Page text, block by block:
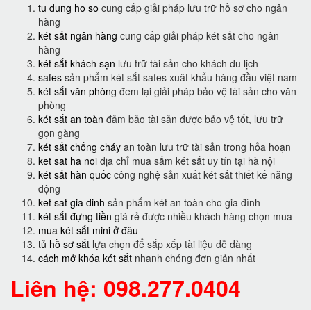
tu dung ho so cung cấp giải pháp lưu trữ hồ sơ cho ngân
hàng
két sắt ngân hàng cung cấp giải pháp két sắt cho ngân
hàng
két sắt khách sạn lưu trữ tài sản cho khách du lịch
safes sản phẩm két sắt safes xuât khẩu hàng đầu việt nam
két sắt văn phòng đem lại giải pháp bảo vệ tài sản cho văn
phòng
két sắt an toàn đảm bảo tài sản được bảo vệ tốt, lưu trữ
gọn gàng
két sắt chống cháy an toàn lưu trữ tài sản trong hỏa hoạn
ket sat ha noi địa chỉ mua sắm két sắt uy tín tại hà nội
két sắt hàn quốc công nghệ sản xuất két sắt thiết kế năng
động
ket sat gia dinh sản phẩm két an toàn cho gia đình
két sắt đựng tiền giá rẻ được nhiều khách hàng chọn mua
mua két sắt mini ở đâu
tủ hồ sơ sắt lựa chọn để sắp xếp tài liệu dễ dàng
cách mở khóa két sắt nhanh chóng đơn giản nhất
Liên hệ: 098.277.0404